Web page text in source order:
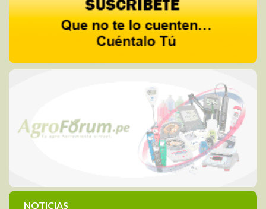
NOTICIAS